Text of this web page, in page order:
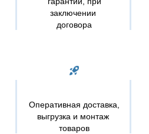
заключении
договора
Оперативная доставка,
выгрузка и монтаж
товаров